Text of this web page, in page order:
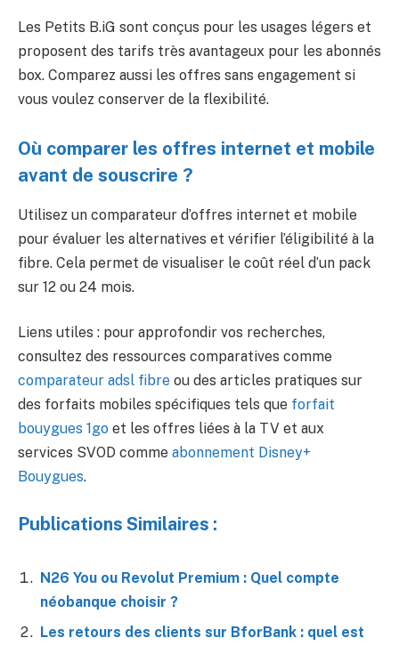
Les Petits B.iG sont conçus pour les usages légers et
proposent des tarifs très avantageux pour les abonnés
box. Comparez aussi les offres sans engagement si
vous voulez conserver de la flexibilité.
Où comparer les offres internet et mobile
avant de souscrire ?
Utilisez un comparateur d’offres internet et mobile
pour évaluer les alternatives et vérifier l’éligibilité à la
fibre. Cela permet de visualiser le coût réel d’un pack
sur 12 ou 24 mois.
Liens utiles : pour approfondir vos recherches,
consultez des ressources comparatives comme
comparateur adsl fibre ou des articles pratiques sur
des forfaits mobiles spécifiques tels que forfait
bouygues 1go et les offres liées à la TV et aux
services SVOD comme abonnement Disney+
Bouygues.
Publications Similaires :
N26 You ou Revolut Premium : Quel compte
néobanque choisir ?
Les retours des clients sur BforBank : quel est